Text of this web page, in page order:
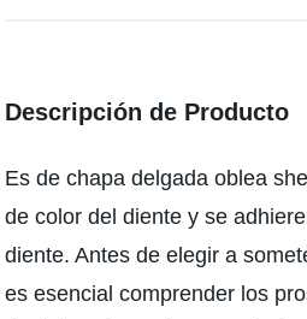
Descripción de Producto
Es de chapa delgada oblea
de color del diente y se
diente. Antes de elegir a
es esencial comprender los